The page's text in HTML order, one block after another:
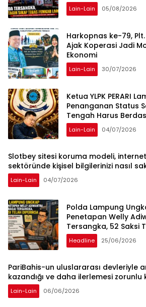
Lain-Lain 05/08/2026
Harkopnas ke-79,
Ajak Koperasi Jadi
Ekonomi
Lain-Lain 30/07/2026
Ketua YLPK PERARI
Penanganan Status
Tengah Harus
Bukan Tekanan Opini
Lain-Lain 04/07/2026
Slotbey sitesi koruma modeli,
sektöründe kişisel bilgilerinizi nasıl
Lain-Lain 04/07/2026
Polda Lampung
Penetapan Welly
Tersangka, 52 Saksi
Headline 25/06/2026
PariBahis-un uluslararası devleriyle
kazandığı ve daha ilerlemesi
Lain-Lain 06/06/2026